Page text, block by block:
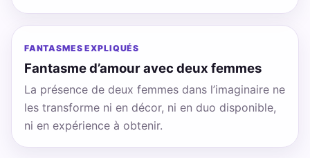
FANTASMES EXPLIQUÉS
Fantasme d’amour avec deux femmes
La présence de deux femmes dans l’imaginaire ne
les transforme ni en décor, ni en duo disponible,
ni en expérience à obtenir.